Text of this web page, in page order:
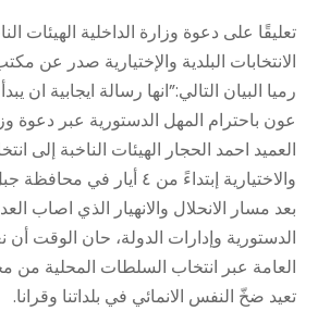
تعليقًا على دعوة وزارة الداخلية الهيئات
الانتخابات البلدية والإختيارية صدر عن
رميا البيان التالي:”انها رسالة ايجابية ان
عون باحترام المهل الدستورية عبر دعوة
العميد احمد الحجار الهيئات الناخبة إلى
والاختيارية إبتداءً من ٤ أيار في محافظة جبل لبنان.
بعد مسار الانحلال والانهيار الذي اصاب
الدستورية وإدارات الدولة، حان الوقت أن
العامة عبر انتخاب السلطات المحلية من
تعيد ضخّ النفس الانمائي في بلداتنا وقرانا.